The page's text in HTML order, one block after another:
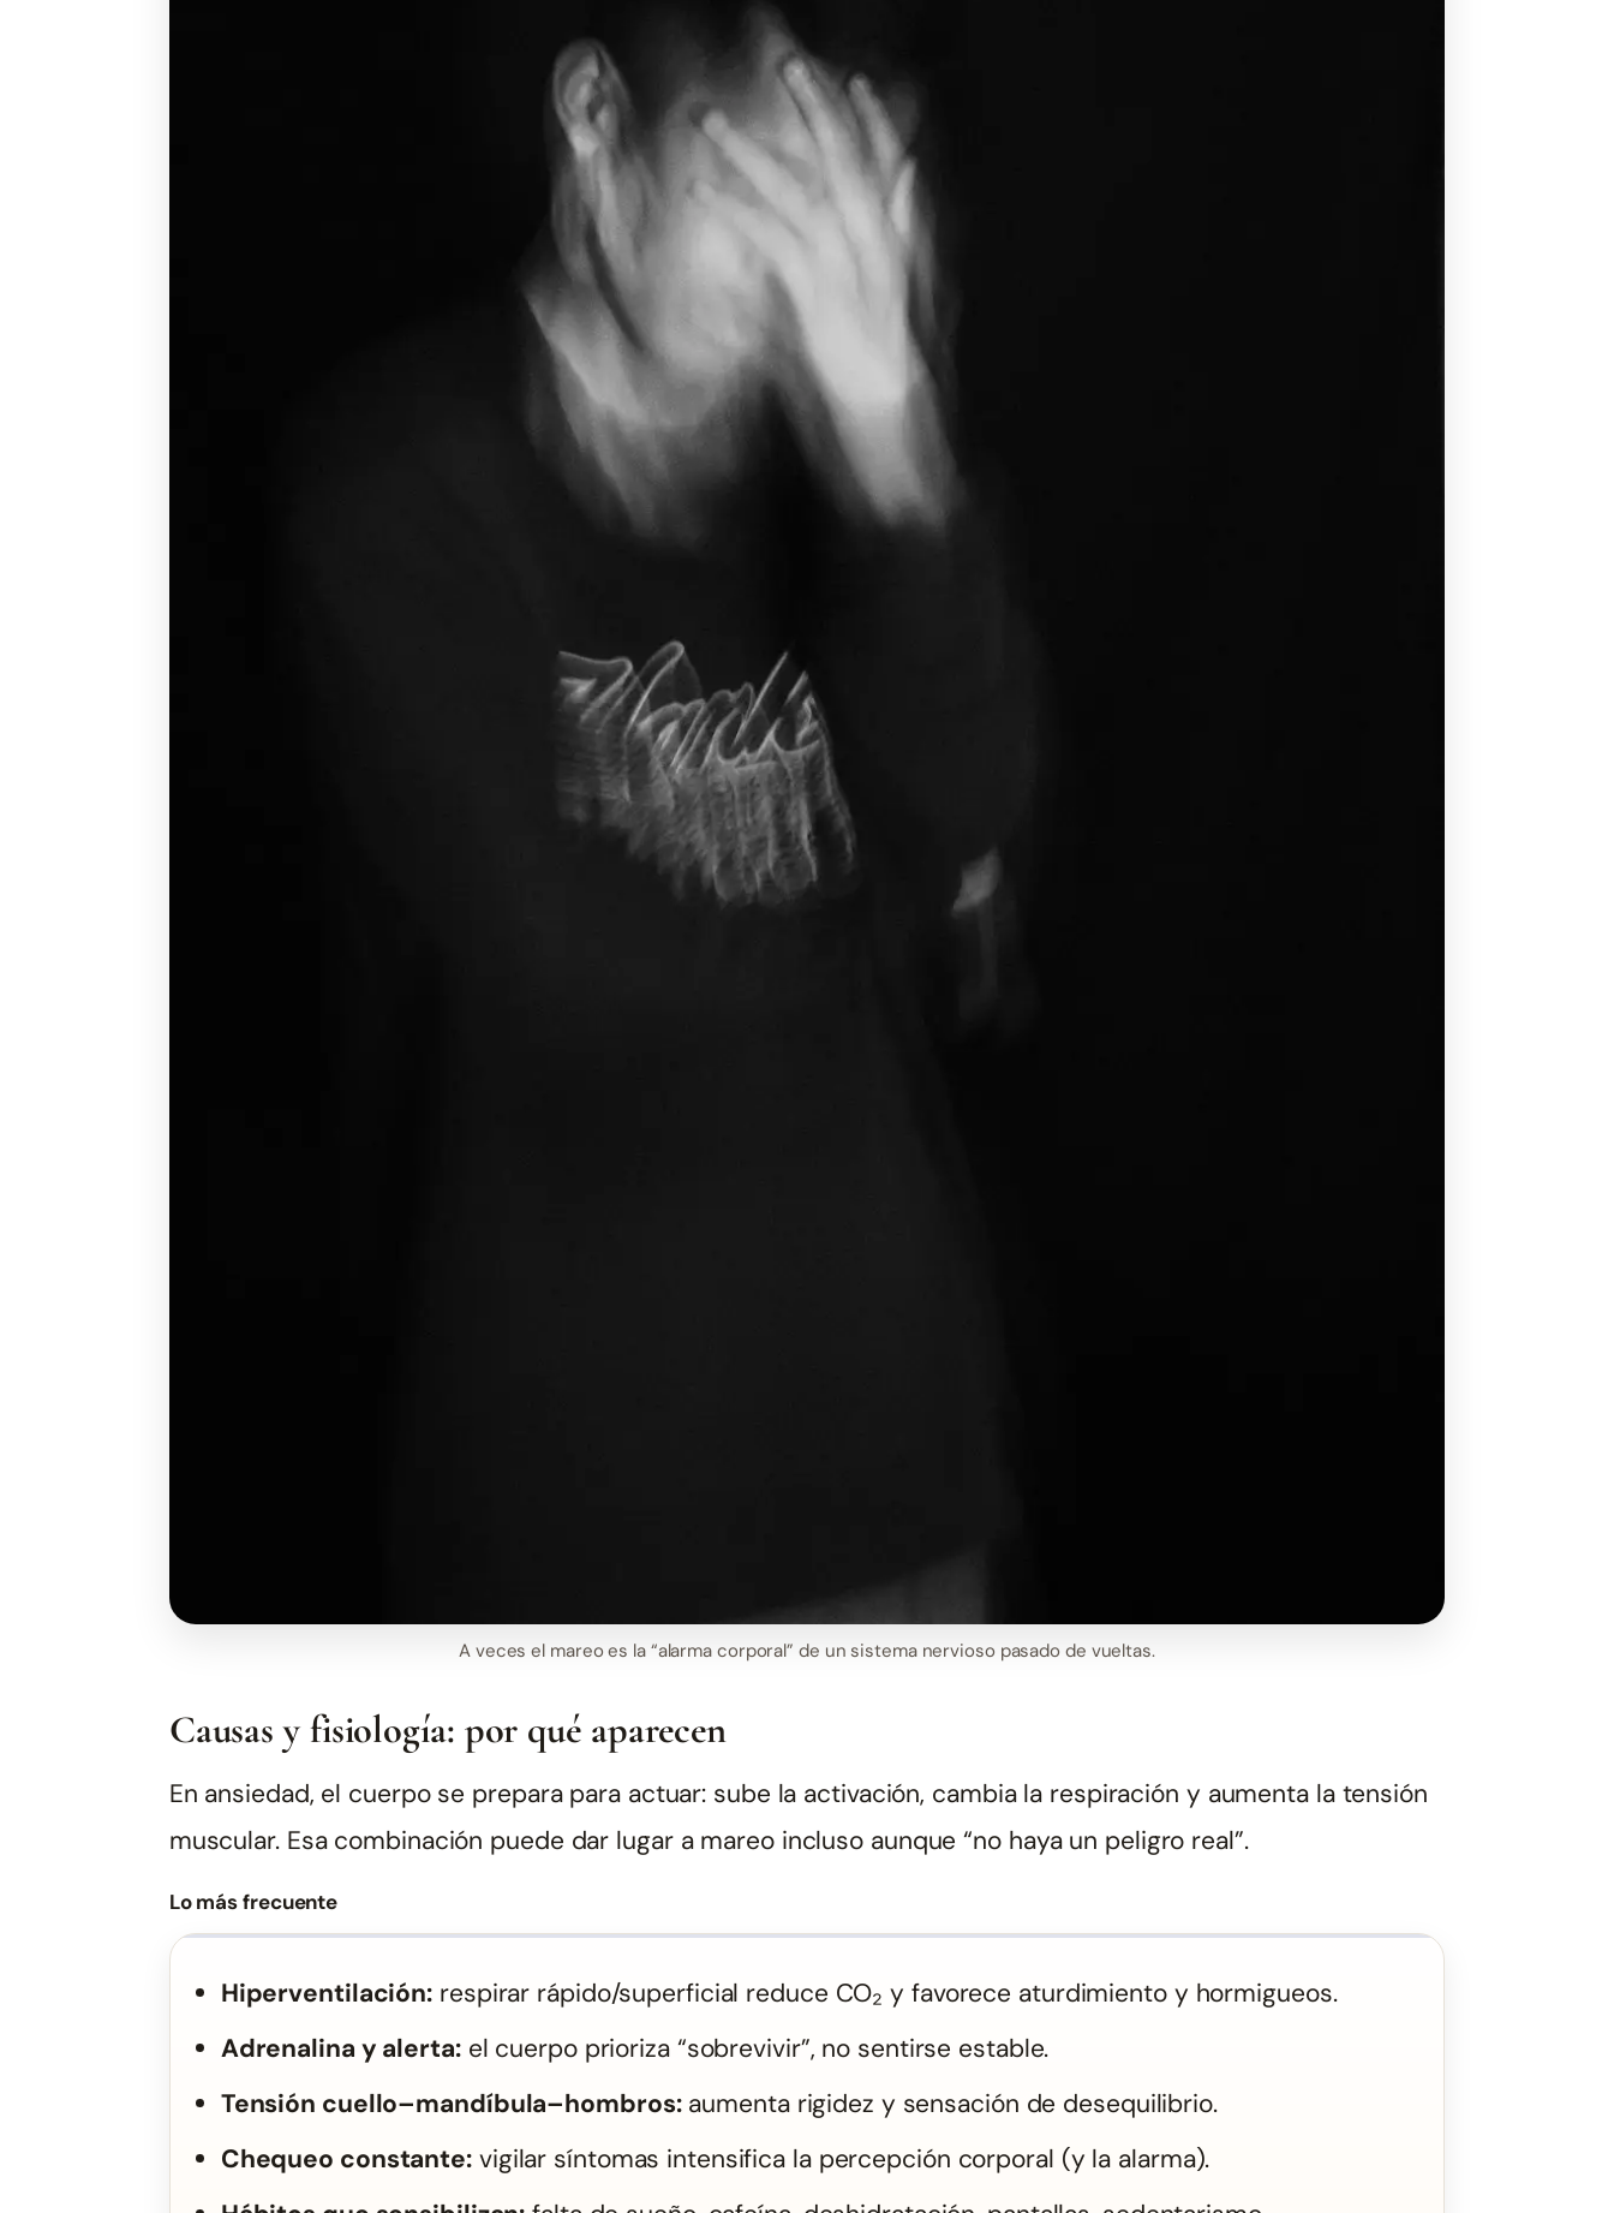
A veces el mareo es la “alarma corporal” de un sistema nervioso pasado de vueltas.
Causas y fisiología: por qué aparecen
En ansiedad, el cuerpo se prepara para actuar: sube la activación, cambia la respiración y aumenta la tensión
muscular. Esa combinación puede dar lugar a mareo incluso aunque “no haya un peligro real”.
Lo más frecuente
Hiperventilación: respirar rápido/superficial reduce CO₂ y favorece aturdimiento y hormigueos.
Adrenalina y alerta:el cuerpo prioriza “sobrevivir”, no sentirse estable.
Tensión cuello–mandíbula–hombros:aumenta rigidez y sensación de desequilibrio.
Chequeo constante: vigilar síntomas intensifica la percepción corporal (y la alarma).